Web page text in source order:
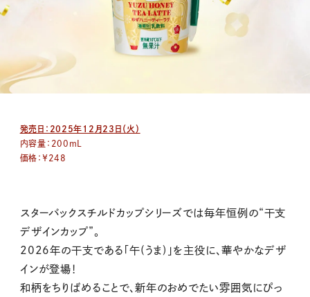
発売日：2025年12月23日（火）
内容量： 200mL
価格：￥248
スターバックスチルドカップシリーズでは毎年恒例の“干支
デザインカップ”。
2026年の干支である「午(うま)」を主役に、華やかなデザ
インが登場！
和柄をちりばめることで、新年のおめでたい雰囲気にぴっ